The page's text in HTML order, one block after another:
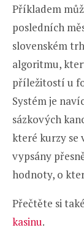
Příkladem
posledních
slovenském
algoritmu,
příležitostí u
Systém je
sázkových
které kurzy se
vypsány
hodnoty, o
Přečtěte si
kasinu.